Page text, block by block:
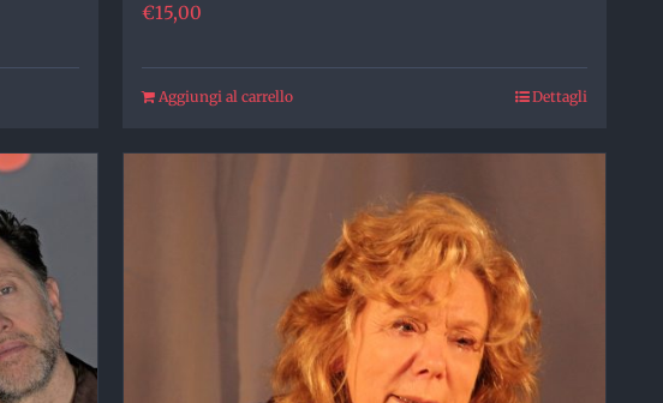
€15,00
Aggiungi al carrello Dettagli